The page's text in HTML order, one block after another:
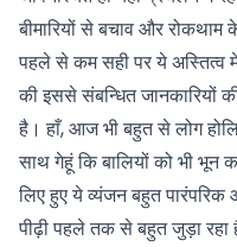
बीमारियों से बचाव और रोकथाम
पहले से कम सही पर ये अस्तित्व
की इससे संबन्धित जानकारियों
है। हाँ, आज भी बहुत से लोग
साथ गेहूं कि बालियों को भी भून
लिए हुए ये व्यंजन बहुत पारंपरिक
पीढ़ी पहले तक से बहुत जुड़ा